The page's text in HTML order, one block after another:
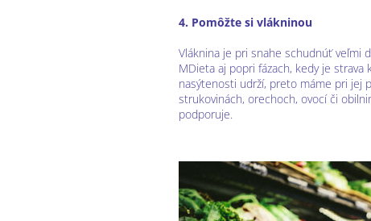
4. Pomôžte si vlákninou
Vláknina je pri snahe schudnúť veľmi
MDieta aj popri fázach, kedy je strava
nasýtenosti udrží, preto máme pri jej
strukovinách, orechoch, ovocí či
podporuje.